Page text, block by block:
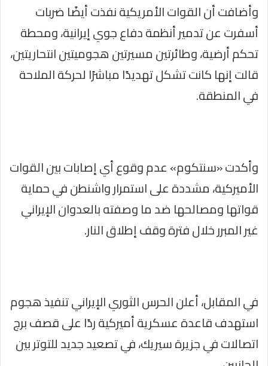
وأضافت أن القوات الأمريكية نفذت أيضًا ضربات
أسفرت عن تدمير أنظمة دفاع جوي إيرانية، ومحطة
تحكم أرضية، وطائرتين مسيرتين هجوميتين انتحاريتين،
قالت إنها كانت تشكل تهديدًا مباشرًا لحركة الملاحة
في المنطقة.
وأكدت «سنتكوم» عدم وقوع أي إصابات بين القوات
الأميركية، مشددة على استمرار واشنطن في حماية
قواتها ومصالحها ضد ما وصفته بالعدوان الإيراني
غير المبرر خلال فترة وقف إطلاق النار.
في المقابل، أعلن الحرس الثوري الإيراني تنفيذ هجوم
استهدف قاعدة عسكرية أميركية ردًا على قصف برج
اتصالات في جزيرة سيريك، في تصعيد جديد للتوتر بين